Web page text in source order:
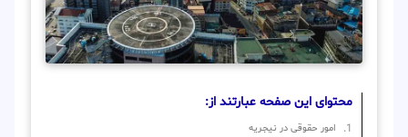
محتوای این صفحه عبارتند از:
امور حقوقی در نیجریه